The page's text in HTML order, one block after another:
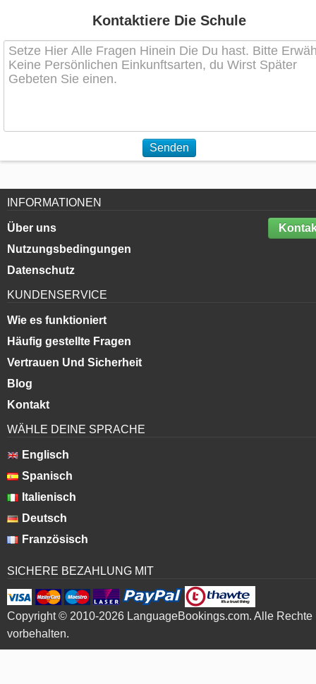
Kontaktiere Die Schule
Senden
INFORMATIONEN
Über uns
Nutzungsbedingungen
Datenschutz
KUNDENSERVICE
Wie es funktioniert
Häufig gestellte Fragen
Vertrauen Und Sicherheit
Blog
Kontakt
WÄHLE DEINE SPRACHE
Englisch
Spanisch
Italienisch
Deutsch
Französisch
SICHERE BEZAHLUNG MIT
Copyright © 2010-2026 LanguageBookings.com. Alle Rechte
vorbehalten.